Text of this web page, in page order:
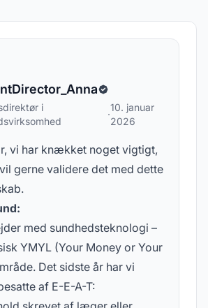
i
·
10. januar
2026
vi har knækket noget vigtigt,
gerne validere det med dette
med sundhedsteknologi –
YMYL (Your Money or Your
Det sidste år har vi
af E-E-A-T: